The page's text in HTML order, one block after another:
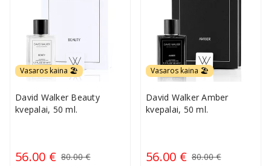
Vasaros kaina 🏖️
David Walker Beauty
kvepalai, 50 ml.
56.00 € 80.00 €
Vasaros kaina 🏖️
David Walker Amber
kvepalai, 50 ml.
56.00 € 80.00 €